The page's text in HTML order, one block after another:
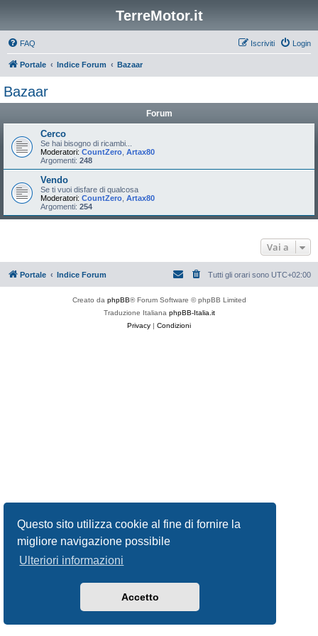
Questo sito utilizza cookie al fine di fornire la
migliore navigazione possibile
Ulteriori informazioni
Accetto
TerreMotor.it
FAQ Login
Iscriviti
Portale Indice Forum Bazaar
Bazaar
Forum
Cerco
Se hai bisogno di ricambi...
Moderatori: CountZero Artax80
Argomenti: 248
Vendo
Se ti vuoi disfare di qualcosa
Moderatori: CountZero Artax80
Argomenti: 254
Vai a
Portale Indice Forum Tutti gli orari sono UTC+02:00
Creato da phpBB® Forum Software © phpBB Limited
Traduzione Italiana phpBB-Italia.it
Privacy | Condizioni